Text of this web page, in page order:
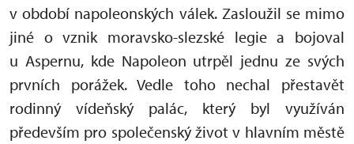
v období napoleonských válek. Zasloužil se mimo
jiné o vznik moravsko-slezské legie a bojoval
u Aspernu, kde Napoleon utrpěl jednu ze svých
prvních porážek. Vedle toho nechal přestavět
rodinný vídeňský palác, který byl využíván
především pro společenský život v hlavním městě